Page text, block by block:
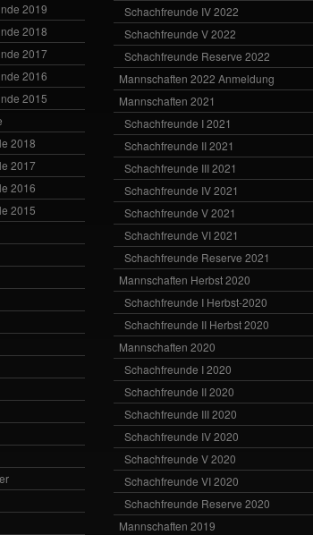
2019
2018
2017
2016
2015
2018
2017
2016
2015
Schachfreunde IV 2022
Schachfreunde V 2022
Schachfreunde Reserve 2022
Mannschaften 2022 Anmeldung
Mannschaften 2021
Schachfreunde I 2021
Schachfreunde II 2021
Schachfreunde III 2021
Schachfreunde IV 2021
Schachfreunde V 2021
Schachfreunde VI 2021
Schachfreunde Reserve 2021
Mannschaften Herbst 2020
Schachfreunde I Herbst-2020
Schachfreunde II Herbst 2020
Mannschaften 2020
Schachfreunde I 2020
Schachfreunde II 2020
Schachfreunde III 2020
Schachfreunde IV 2020
Schachfreunde V 2020
Schachfreunde VI 2020
Schachfreunde Reserve 2020
Mannschaften 2019